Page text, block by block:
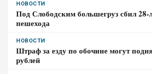
НОВОСТИ
Под Слободским большегруз сбил 28-
пешехода
НОВОСТИ
Штраф за езду по обочине могут
рублей